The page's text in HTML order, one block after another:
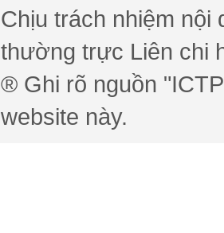
Chịu trách nhiệm nội
thường trực Liên chi
® Ghi rõ nguồn
website này.